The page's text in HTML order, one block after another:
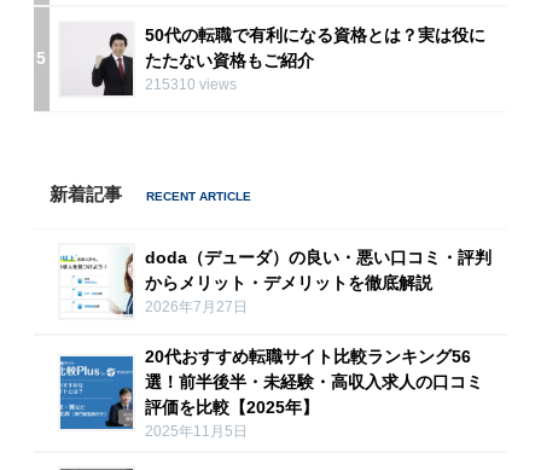
5
50代の転職で有利になる資格とは？実は役に
たたない資格もご紹介
215310 views
新着記事
doda（デューダ）の良い・悪い口コミ・評判
からメリット・デメリットを徹底解説
2026年7月27日
20代おすすめ転職サイト比較ランキング56
選！前半後半・未経験・高収入求人の口コミ
評価を比較【2025年】
2025年11月5日